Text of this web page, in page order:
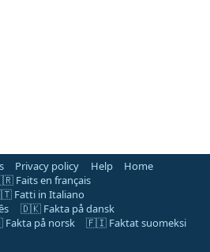
Privacy policy Help
Home
Faits en français
Fatti in Italiano
🇩🇰 Fakta på dansk
på norsk
🇫🇮 Faktat suomeksi